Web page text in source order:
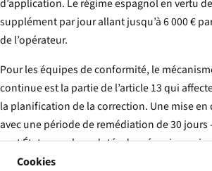
d’application. Le régime espagnol en vertu
supplément par jour allant jusqu’à 6 000 €
de l’opérateur.
Pour les équipes de conformité, le
continue est la partie de l’article 13 qui
la planification de la correction. Une mise
avec une période de remédiation de 30
sept États membres dotés de mécanismes
au taux applicable le plus élevé (Italie, 10 000
Cookies